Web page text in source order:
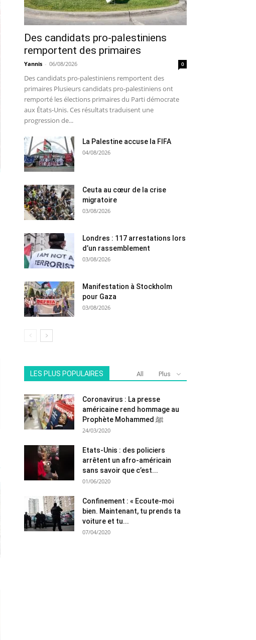
Des candidats pro-palestiniens
remportent des primaires
Yannis - 06/08/2026 0
Des candidats pro-palestiniens remportent des
primaires Plusieurs candidats pro-palestiniens ont
remporté les élections primaires du Parti démocrate
aux États-Unis. Ces résultats traduisent une
progression de...
La Palestine accuse la FIFA
04/08/2026
Ceuta au cœur de la crise
migratoire
03/08/2026
Londres : 117 arrestations lors
d’un rassemblement
03/08/2026
Manifestation à Stockholm
pour Gaza
03/08/2026
LES PLUS POPULAIRES All Plus
Coronavirus : La presse
américaine rend hommage au
Prophète Mohammed ﷺ
24/03/2020
Etats-Unis : des policiers
arrêtent un afro-américain
sans savoir que c’est...
01/06/2020
Confinement : « Ecoute-moi
bien. Maintenant, tu prends ta
voiture et tu...
07/04/2020